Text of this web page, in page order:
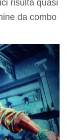
risulta quasi
da combo